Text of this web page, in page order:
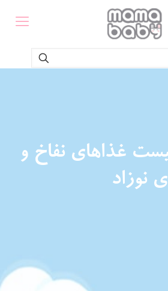
غذاهای نفاخ و
نوزاد